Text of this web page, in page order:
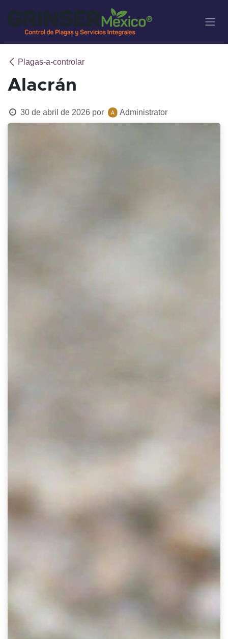
Plagas-a-controlar
Alacrán
30 de abril de 2026 por Administrator